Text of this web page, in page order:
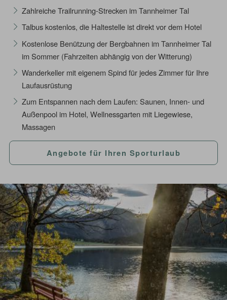
Zahlreiche Trailrunning-Strecken im Tannheimer Tal
Talbus kostenlos, die Haltestelle ist direkt vor dem Hotel
Kostenlose Benützung der Bergbahnen im Tannheimer Tal
im Sommer (Fahrzeiten abhängig von der Witterung)
Wanderkeller mit eigenem Spind für jedes Zimmer für Ihre
Laufausrüstung
Zum Entspannen nach dem Laufen: Saunen, Innen- und
Außenpool im Hotel, Wellnessgarten mit Liegewiese,
Massagen
Angebote für Ihren Sporturlaub